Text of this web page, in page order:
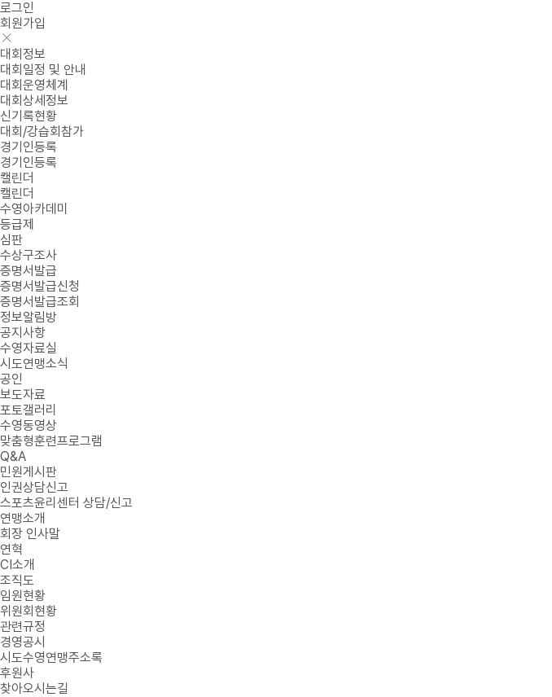
로그인
회원가입
대회정보
대회일정 및 안내
대회운영체계
대회상세정보
신기록현황
대회/강습회참가
경기인등록
경기인등록
캘린더
캘린더
수영아카데미
등급제
심판
수상구조사
증명서발급
증명서발급신청
증명서발급조회
정보알림방
공지사항
수영자료실
시도연맹소식
공인
보도자료
포토갤러리
수영동영상
맞춤형훈련프로그램
Q&A
민원게시판
인권상담신고
스포츠윤리센터 상담/신고
연맹소개
회장 인사말
연혁
CI소개
조직도
임원현황
위원회현황
관련규정
경영공시
시도수영연맹주소록
후원사
찾아오시는길